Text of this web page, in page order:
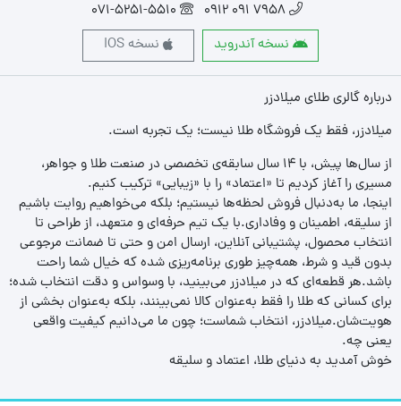
7958 091 0912
071-5251-5510
نسخه آندروید
نسخه IOS
درباره گالری طلای میلادزر
میلادزر، فقط یک فروشگاه طلا نیست؛ یک تجربه‌ است.
از سال‌ها پیش، با ۱۴ سال سابقه‌ی تخصصی در صنعت طلا و جواهر،
مسیری را آغاز کردیم تا «اعتماد» را با «زیبایی» ترکیب کنیم.
اینجا، ما به‌دنبال فروش لحظه‌ها نیستیم؛ بلکه می‌خواهیم روایت باشیم
از سلیقه، اطمینان و وفاداری.با یک تیم حرفه‌ای و متعهد، از طراحی تا
انتخاب محصول، پشتیبانی آنلاین، ارسال امن و حتی تا ضمانت مرجوعی
بدون قید و شرط، همه‌چیز طوری برنامه‌ریزی شده که خیال شما راحت
باشد.هر قطعه‌ای که در میلادزر می‌بینید، با وسواس و دقت انتخاب شده؛
برای کسانی که طلا را فقط به‌عنوان کالا نمی‌بینند، بلکه به‌عنوان بخشی از
هویت‌شان.میلادزر، انتخاب شماست؛ چون ما می‌دانیم کیفیت واقعی
یعنی چه.
خوش آمدید به دنیای طلا، اعتماد و سلیقه